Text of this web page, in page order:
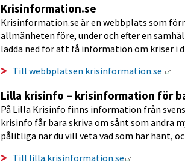
Krisinformation.se
Krisinformation.se är en webbplats som
allmänheten före, under och efter en
ladda ned för att få information om kriser i
Till webbplatsen krisinformation.se
Lilla krisinfo – krisinformation för
På Lilla Krisinfo finns information från
krisinfo får bara skriva om sånt som andra
pålitliga när du vill veta vad som har hänt,
Till lilla.krisinformation.se